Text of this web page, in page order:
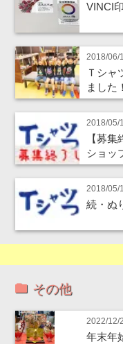
VINCI
2018/06/
Ｔシャ
ました！
2018/05/
【募
ショッ
2018/05/
続・ぬ
その他
2022/12/
年末年